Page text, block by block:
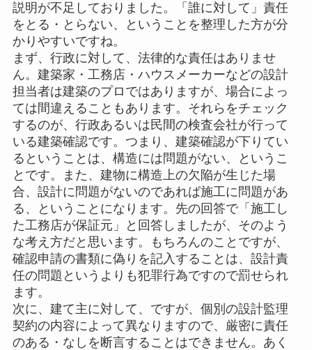
説明が不足しておりました。「誰に対して」責任
をとる・とらない、ということを整理した方が分
かりやすいですね。
まず、行政に対して、法律的な責任はありませ
ん。建築家・工務店・ハウスメーカーなどの設計
担当者は建築のプロではありますが、場合によっ
ては間違えることもあります。それらをチェック
するのが、行政あるいは民間の検査会社が行って
いる建築確認です。つまり、建築確認が下りてい
るということは、構造には問題がない、というこ
とです。また、建物に構造上の欠陥が生じた場
合、設計に問題がないのであれば施工に問題があ
る、ということになります。先の回答で「施工し
た工務店が保証元」と回答しましたが、そのよう
な考え方だと思います。もちろんのことですが、
確認申請の書類に偽りを記入することは、設計責
任の問題というよりも犯罪行為ですので罰せられ
ます。
次に、建て主に対して、ですが、個別の設計監理
契約の内容によって異なりますので、厳密に責任
のある・なしを断言することはできません。あく